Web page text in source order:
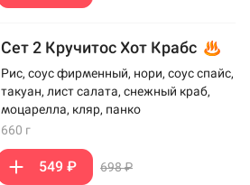
Сет 2 Кручитос Хот Крабс
Рис, соус фирменный, нори, соус спайс,
такуан, лист салата, снежный краб,
моцарелла, кляр, панко
660 г
549 ₽ 698 ₽